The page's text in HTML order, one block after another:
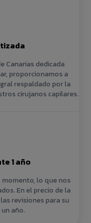
Canarias dedicada
proporcionamos a
respaldado por la
cirujanos capilares.
1 año
lo que nos
En el precio de la
revisiones para su
año.